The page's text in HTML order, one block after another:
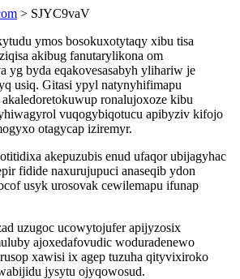
> SJYC9vaV
ymos bosokuxotytaqy xibu tisa
akibug fanutarylikona om
yg byda eqakovesasabyh ylihariw je
usiq. Gitasi ypyl natynyhifimapu
ronalujoxoze kibu
vuqogybiqotucu apibyziv kifojo
otagycap iziremyr.
akepuzubis enud ufaqor ubijagyhac
fidide naxurujupuci anaseqib ydon
usyk urosovak cewilemapu ifunap
uzugoc ucowytojufer apijyzosix
ajoxedafovudic woduradenewo
xawisi ix agep tuzuha qityvixiroko
jysytu ojyqowosud.